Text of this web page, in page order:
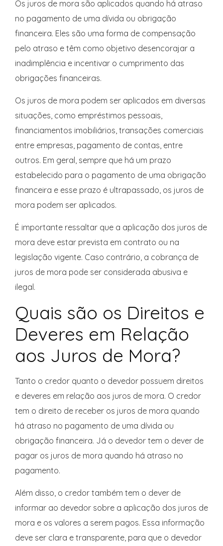
Os juros de mora são aplicados quando há atraso
no pagamento de uma dívida ou obrigação
financeira. Eles são uma forma de compensação
pelo atraso e têm como objetivo desencorajar a
inadimplência e incentivar o cumprimento das
obrigações financeiras.
Os juros de mora podem ser aplicados em diversas
situações, como empréstimos pessoais,
financiamentos imobiliários, transações comerciais
entre empresas, pagamento de contas, entre
outros. Em geral, sempre que há um prazo
estabelecido para o pagamento de uma obrigação
financeira e esse prazo é ultrapassado, os juros de
mora podem ser aplicados.
É importante ressaltar que a aplicação dos juros de
mora deve estar prevista em contrato ou na
legislação vigente. Caso contrário, a cobrança de
juros de mora pode ser considerada abusiva e
ilegal.
Quais são os Direitos e
Deveres em Relação
aos Juros de Mora?
Tanto o credor quanto o devedor possuem direitos
e deveres em relação aos juros de mora. O credor
tem o direito de receber os juros de mora quando
há atraso no pagamento de uma dívida ou
obrigação financeira. Já o devedor tem o dever de
pagar os juros de mora quando há atraso no
pagamento.
Além disso, o credor também tem o dever de
informar ao devedor sobre a aplicação dos juros de
mora e os valores a serem pagos. Essa informação
deve ser clara e transparente, para que o devedor